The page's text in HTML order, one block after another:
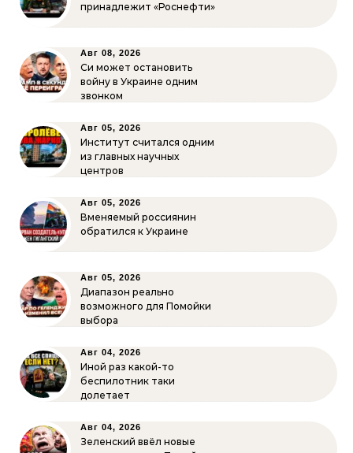
принадлежит «Роснефти»
Авг 08, 2026
Си может остановить
войну в Украине одним
звонком
Авг 05, 2026
Институт считался одним
из главных научных
центров
Авг 05, 2026
Вменяемый россиянин
обратился к Украине
Авг 05, 2026
Диапазон реально
возможного для Помойки
выбора
Авг 04, 2026
Иной раз какой-то
беспилотник таки
долетает
Авг 04, 2026
Зеленский ввёл новые